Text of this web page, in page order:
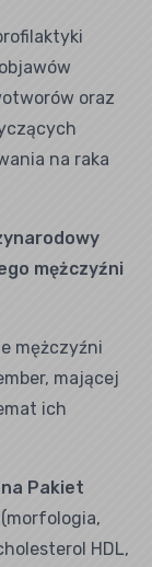
oraz
na raka
mężczyźni
mężczyźni
mającej
ich
Pakiet
(morfologia,
HDL,